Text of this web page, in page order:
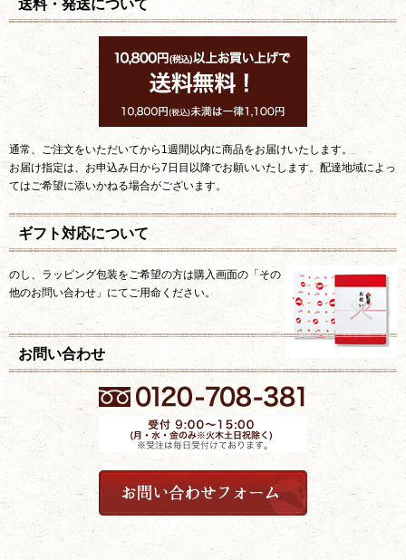
送料・発送について
通常、ご注文をいただいてから1週間以内に商品をお届けいたします。
お届け指定は、お申込み日から7日目以降でお願いいたします。配達地域によっ
てはご希望に添いかねる場合がございます。
ギフト対応について
のし、ラッピング包装をご希望の方は購入画面の「その
他のお問い合わせ」にてご用命ください。
お問い合わせ